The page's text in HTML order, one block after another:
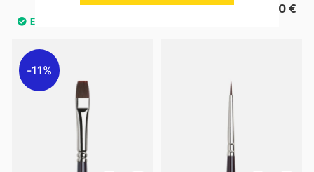
7.84 €
9.80 € 22.90 €
11%